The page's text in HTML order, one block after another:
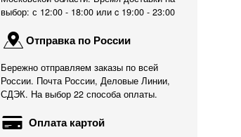
выбор: с 12:00 - 18:00 или c 19:00 - 23:00
Отправка по России
Бережно отправляем заказы по всей
России. Почта России, Деловые Линии,
СДЭК. На выбор 22 способа оплаты.
Оплата картой